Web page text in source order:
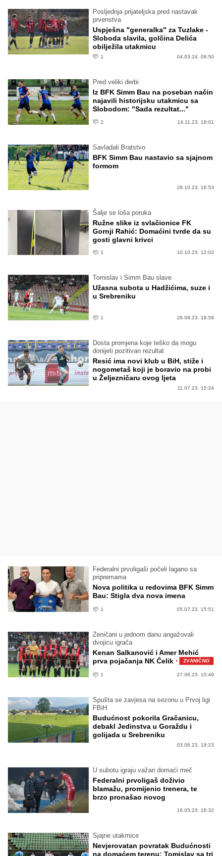
Posljednja prijateljska pred nastavak
prvenstva
Uspješna "generalka" za Tuzlake -
Sloboda slavila, golčina Delića
obilježila utakmicu
1 04.03.24. 08:50
Pred veliki derbi
Iz BFK Simm Bau na poseban način
najavili historijsku utakmicu sa
Slobodom: "Sada rezultat..."
2 14.11.23. 18:01
Savladali Bratstvo
BFK Simm Bau nastavio sa sjajnom
formom
28.10.23. 16:53
Šalje se loša poruka
Ružne slike iz svlačionice FK
Gornji Rahić: Domaćini tvrde da su
gosti glavni krivci
1 10.10.23. 12:02
Tomislav i Simm Bau slave
Užasna subota u Hadžićima, suze i
u Srebreniku
1 26.08.23. 18:58
Dosta promjena koje teško da mogu
donijeti pozitivan rezultat
Resić ima novi klub u BiH, stiže i
nogometaš koji je boravio na probi
u Željezničaru ovog ljeta
11.07.23. 15:24
Federalni prvoligaši počeli lagano sa
pripremama
Nova politika u redovima BFK Simm
Bau: Stigla dva nova imena
1 05.07.23. 15:51
Zeničani u jednom danu angažovali
dvojicu igrača
Kenan Salkanović i Amer Mehić
prva pojačanja NK Čelik · ZVANIČNO
1 27.06.23. 15:49
Spušta se zavjesa na sezonu u Prvoj ligi
FBiH
Budućnost pokorila Gračanicu,
debakl Jedinstva u Goraždu i
golijada u Srebreniku
03.06.23. 19:23
U subotu igraju važan domaći meč
Federalni prvoligaš doživio
blamažu, promijenio trenera, te
brzo pronašao novog
16.05.23. 16:32
Sjajne utakmice
Nevjerovatan povratak Budućnosti
na domaćem terenu; Tomislav sa tri